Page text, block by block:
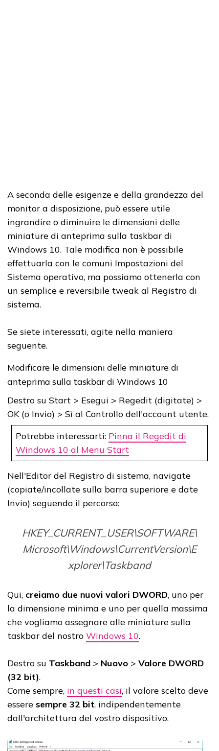
A seconda delle esigenze e della grandezza del
monitor a disposizione, può essere utile
ingrandire o diminuire le dimensioni delle
miniature di anteprima sulla taskbar di
Windows 10. Tale modifica non è possibile
effettuarla con le comuni Impostazioni del
Sistema operativo, ma possiamo ottenerla con
un semplice e reversibile tweak al Registro di
sistema.
Se siete interessati, agite nella maniera
seguente.
Modificare le dimensioni delle miniature di
anteprima sulla taskbar di Windows 10
Destro su Start > Esegui > Regedit (digitate) >
OK (o Invio) > Sì al Controllo dell'account utente.
Potrebbe interessarti: Pinna il Regedit di
Windows 10 al Menu Start
Nell'Editor del Registro di sistema, navigate
(copiate/incollate sulla barra superiore e date
Invio) seguendo il percorso:
HKEY_CURRENT_USER\SOFTWARE\
Microsoft\Windows\CurrentVersion\E
xplorer\Taskband
Qui, creiamo due nuovi valori DWORD, uno per
la dimensione minima e uno per quella massima
che vogliamo assegnare alle miniature sulla
taskbar del nostro Windows 10.
Destro su Taskband > Nuovo > Valore DWORD
(32 bit).
Come sempre, in questi casi, il valore scelto deve
essere sempre 32 bit, indipendentemente
dall'architettura del vostro dispositivo.